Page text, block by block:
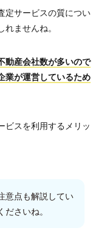
定サービスの質につい
ませんね。
動産会社数が多いので
業が運営しているため
ビスを利用するメリッ
意点も解説してい
さいね。